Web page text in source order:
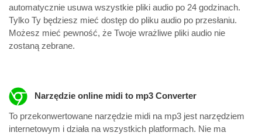
automatycznie usuwa wszystkie pliki audio po 24 godzinach.
Tylko Ty będziesz mieć dostęp do pliku audio po przesłaniu.
Możesz mieć pewność, że Twoje wrażliwe pliki audio nie
zostaną zebrane.
Narzędzie online midi to mp3 Converter
To przekonwertowane narzędzie midi na mp3 jest narzędziem
internetowym i działa na wszystkich platformach. Nie ma